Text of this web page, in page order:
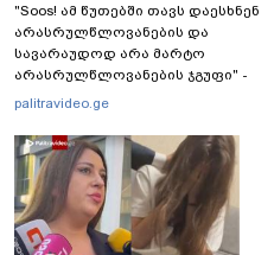
"Soos! ამ წუთებში თავს დაესხნენ
არასრულწლოვანების და
სავარაუდოდ არა მარტო
არასრულწლოვანების ჯგუფი" -
რა ინფორმაციას ავრცელებს
palitravideo.ge